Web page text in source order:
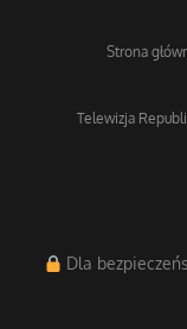
Strona
Telewizja
Dla